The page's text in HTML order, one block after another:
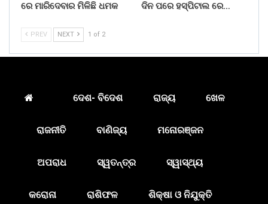
ରେ ମାରିଦେବାର ମିଳିଛି ଧମକ
ଦିନ ପରେ ହସ୍ପିଟାଲ ରେ…
PREV NEXT 1 of 2
ଦେଶ- ବିଦେଶ ରାଜ୍ୟ ଖେଳ
ରାଜନୀତି ବାଣିଜ୍ୟ ମନୋରଞ୍ଜନ
ଅପରାଧ ସ୍ୱତନ୍ତ୍ର ସ୍ୱାସ୍ଥ୍ୟ
କରୋନା ରାଶିଫଳ ଶିକ୍ଷା ଓ ନିଯୁକ୍ତି